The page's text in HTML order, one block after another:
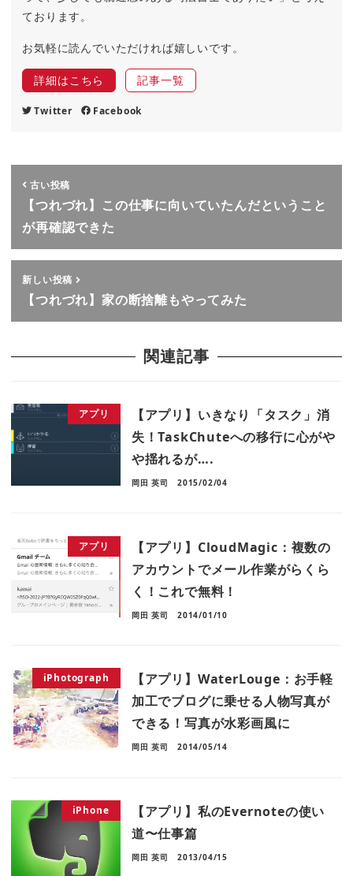
ております。
お気軽に読んでいただければ嬉しいです。
詳細はこちら 記事一覧
Twitter Facebook
古い投稿
【つれづれ】この仕事に向いていたんだということ
が再確認できた
新しい投稿
【つれづれ】家の断捨離もやってみた
関連記事
アプリ
【アプリ】いきなり「タスク」消
失！TaskChuteへの移行に心がや
や揺れるが….
岡田 英司 2015/02/04
アプリ
【アプリ】CloudMagic：複数の
アカウントでメール作業がらくら
く！これで無料！
岡田 英司 2014/01/10
iPhotograph
【アプリ】WaterLouge：お手軽
加工でブログに乗せる人物写真が
できる！写真が水彩画風に
岡田 英司 2014/05/14
iPhone
【アプリ】私のEvernoteの使い
道〜仕事篇
岡田 英司 2013/04/15